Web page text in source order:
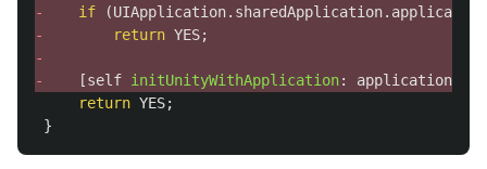
-
if (UIApplication. sharedApplication.
-
return YES;
-
-
[self initUnityWithApplication: application
return YES;
}